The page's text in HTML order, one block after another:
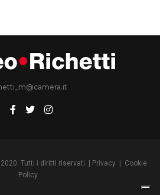
Tutti i diritti riservati. | Privacy | Cookie
Policy